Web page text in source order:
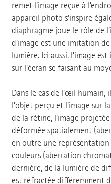
remet l’image reçue à
appareil photo s'inspire
diaphragme joue le rôle de
d’image est une imitation
lumière. Ici aussi, l’image
sur l'écran se faisant au
Dans le cas de l’œil humain,
l’objet perçu et l’image sur
de la rétine, l’image
déformée spatialement
en outre une représentation
couleurs (aberration
dernière, de la lumière de
est réfractée différemment